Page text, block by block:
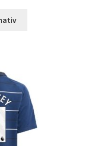
De
olika
alternativen
kan